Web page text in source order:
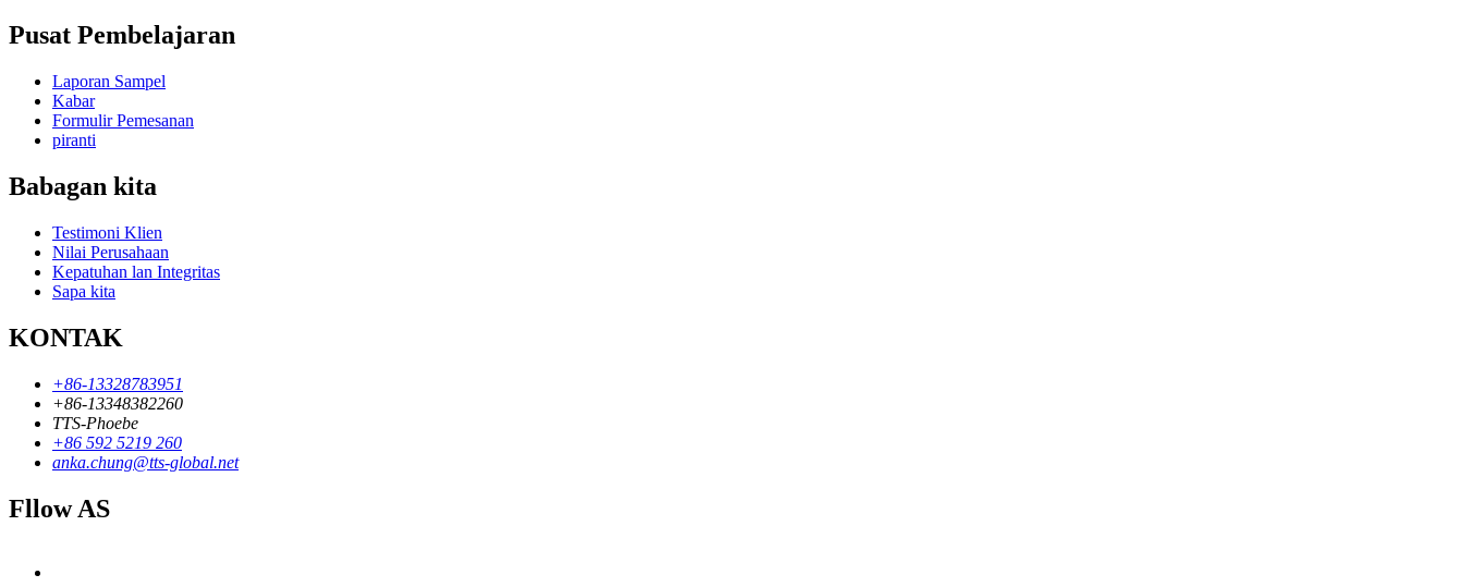
Pusat Pembelajaran
Laporan Sampel
Kabar
Formulir Pemesanan
piranti
Babagan kita
Testimoni Klien
Nilai Perusahaan
Kepatuhan lan Integritas
Sapa kita
KONTAK
+86-13328783951
+86-13348382260
TTS-Phoebe
+86 592 5219 260
anka.chung@tts-global.net
Fllow AS